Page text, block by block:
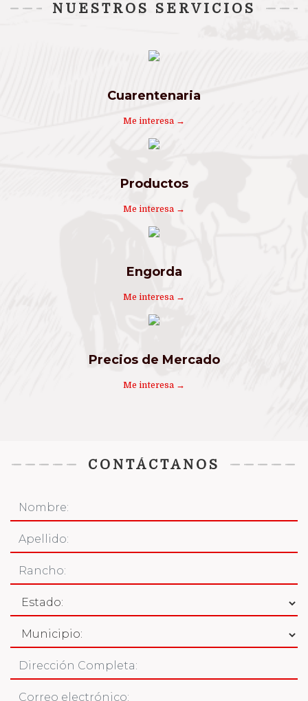
NUESTROS SERVICIOS
Cuarentenaria
Me interesa →
Productos
Me interesa →
Engorda
Me interesa →
Precios de Mercado
Me interesa →
CONTÁCTANOS